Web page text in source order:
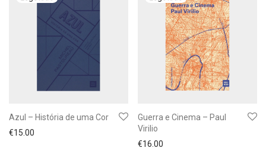
Azul – História de uma Cor
€15.00
Guerra e Cinema – Paul
Virilio
€16.00